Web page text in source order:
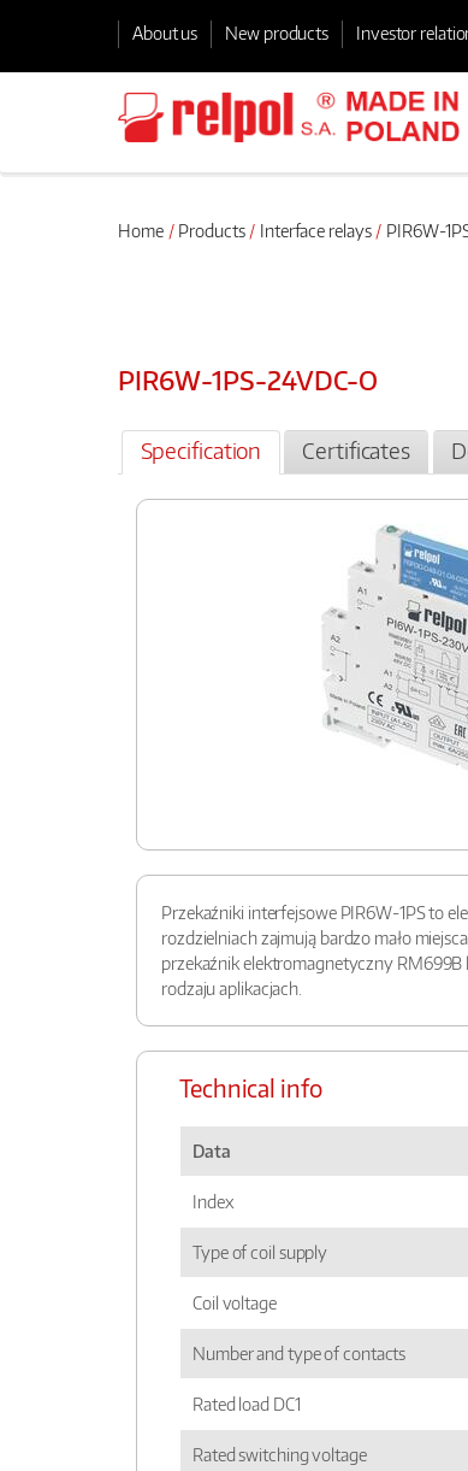
About us New products Investor
Home Products Interface relays PIR6W-
PIR6W-1PS-24VDC-O
Specification Certificates
Przekaźniki interfejsowe PIR6W-1PS to
rozdzielniach zajmują bardzo mało
przekaźnik elektromagnetyczny RM699B
rodzaju aplikacjach.
Technical info
Data
Index
Type of coil supply
Coil voltage
Number and type of contacts
Rated load DC1
Rated switching voltage